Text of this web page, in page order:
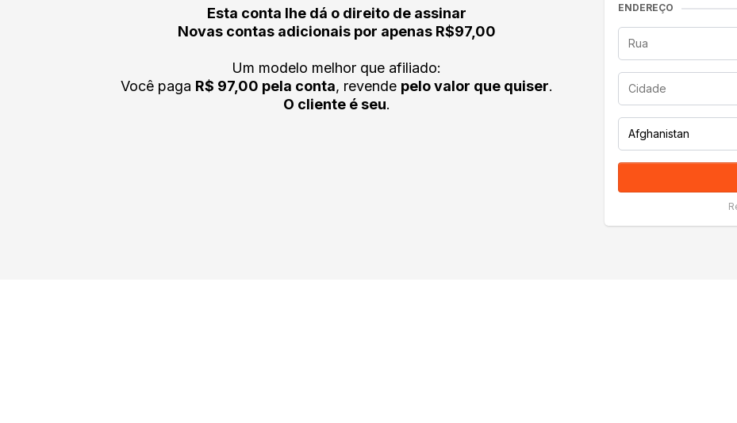
Esta conta lhe dá o direito de assinar
Novas contas adicionais por apenas R$97,00
Um modelo melhor que afiliado:
Você paga R$ 97,00 pela conta, revende pelo valor que quiser.
O cliente é seu.
ENDEREÇO